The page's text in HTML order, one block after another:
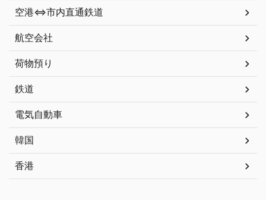
空港⇔市内直通鉄道
航空会社
荷物預り
鉄道
電気自動車
韓国
香港